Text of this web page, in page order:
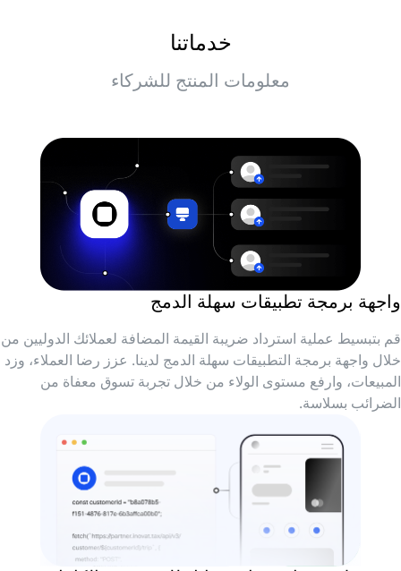
خدماتنا
معلومات المنتج للشركاء
واجهة برمجة تطبيقات سهلة الدمج
قم بتبسيط عملية استرداد ضريبة القيمة المضافة لعملائك الدوليين من
خلال واجهة برمجة التطبيقات سهلة الدمج لدينا. عزز رضا العملاء، وزد
المبيعات، وارفع مستوى الولاء من خلال تجربة تسوق معفاة من
الضرائب بسلاسة.